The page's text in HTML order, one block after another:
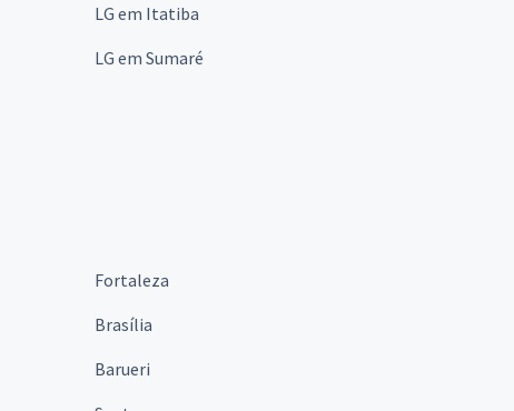
LG em Itatiba
LG em Sumaré
Fortaleza
Brasília
Barueri